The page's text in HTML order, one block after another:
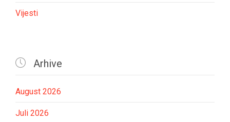
Vijesti
 Arhive
August 2026
Juli 2026